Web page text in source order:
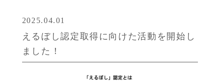
2025.04.01
えるぼし認定取得に向けた活動を開始し
ました！